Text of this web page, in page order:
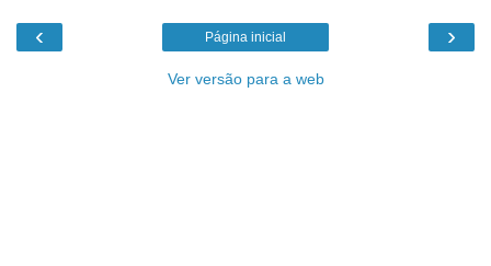
‹ ›
Página inicial
Ver versão para a web